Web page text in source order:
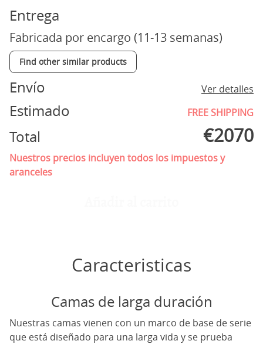
Entrega
Fabricada por encargo (11-13 semanas)
Find other similar products
Envío Ver detalles
Estimado FREE SHIPPING
Total €2070
Nuestros precios incluyen todos los impuestos y
aranceles
Caracteristicas
Camas de larga duración
Nuestras camas vienen con un marco de base de serie
que está diseñado para una larga vida y se prueba